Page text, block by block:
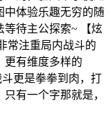
中体验乐趣无穷的随
等待主公探索~ 【炫
常注重局内战斗的
更有维度多样的
更是拳拳到肉，打
有一个字那就是，